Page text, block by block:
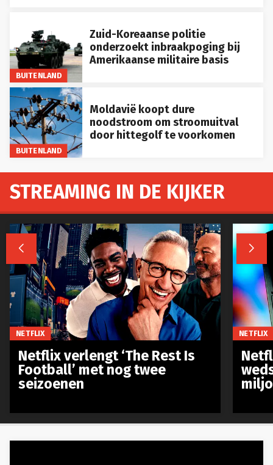
BUITENLAND
Zuid-Koreaanse politie
onderzoekt inbraakpoging bij
Amerikaanse militaire basis
BUITENLAND
Moldavië koopt dure
noodstroom om stroomuitval
door hittegolf te voorkomen
STREAMING IN DE KIJKER
 
NETFLIX
Netflix verlengt ‘The Rest Is
Football’ met nog twee
seizoenen
NETFLIX